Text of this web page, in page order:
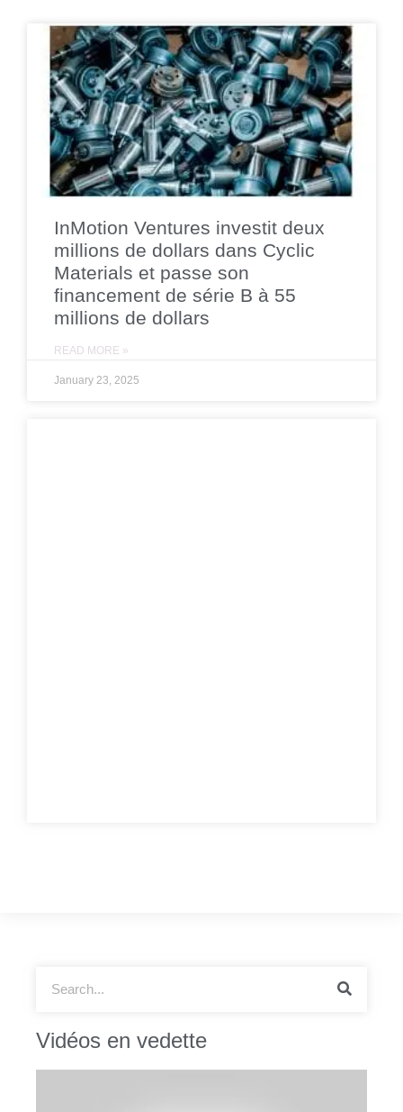
InMotion Ventures investit deux
millions de dollars dans Cyclic
Materials et passe son
financement de série B à 55
millions de dollars
READ MORE »
January 23, 2025
Vidéos en vedette